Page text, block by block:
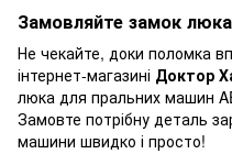
Замовляйте замок
Не чекайте, доки поломка
інтернет-магазині Доктор
люка для пральних машин
Замовте потрібну деталь
машини швидко і просто!